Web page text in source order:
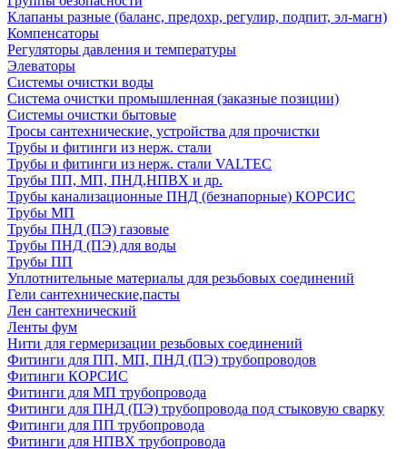
Клапаны разные (баланс, предохр, регулир, подпит, эл-магн)
Компенсаторы
Регуляторы давления и температуры
Элеваторы
Системы очистки воды
Система очистки промышленная (заказные позиции)
Системы очистки бытовые
Тросы сантехнические, устройства для прочистки
Трубы и фитинги из нерж. стали
Трубы и фитинги из нерж. стали VALTEC
Трубы ПП, МП, ПНД,НПВХ и др.
Трубы канализационные ПНД (безнапорные) КОРСИС
Трубы МП
Трубы ПНД (ПЭ) газовые
Трубы ПНД (ПЭ) для воды
Трубы ПП
Уплотнительные материалы для резьбовых соединений
Гели сантехнические,пасты
Лен сантехнический
Ленты фум
Нити для гермеризации резьбовых соединений
Фитинги для ПП, МП, ПНД (ПЭ) трубопроводов
Фитинги КОРСИС
Фитинги для МП трубопровода
Фитинги для ПНД (ПЭ) трубопровода под стыковую сварку
Фитинги для ПП трубопровода
Фитинги для НПВХ трубопровода